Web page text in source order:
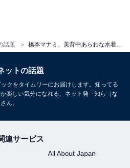
話題
ットの話題
クをタイムリーにお届けします。知ってる
楽しい気分になれる、ネット発「知ら（な
ん。
連サービス
All About Japan